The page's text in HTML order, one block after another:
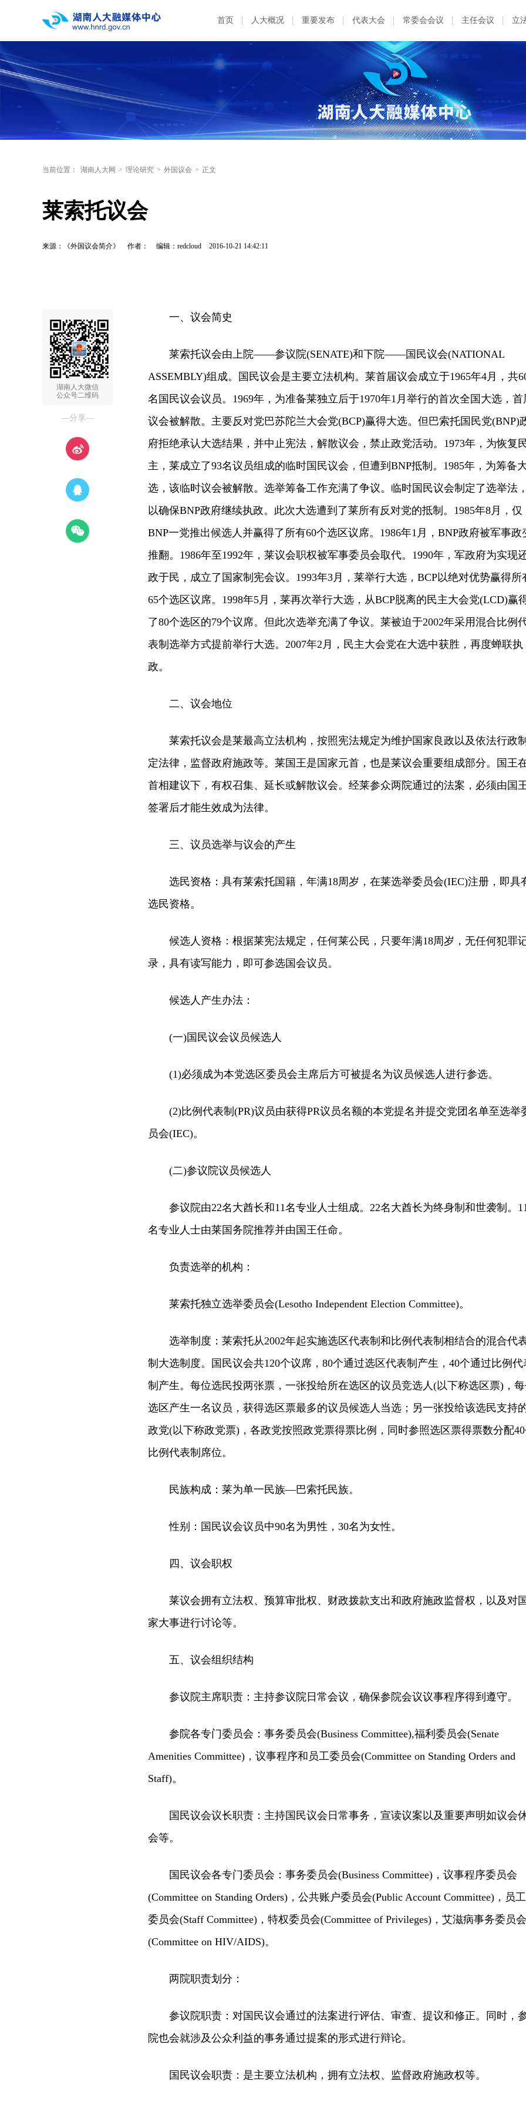
首页 人大概况 重要发布 代表大会 常委会会议 主任会议 立
当前位置： 湖南人大网 > 理论研究 > 外国议会 > 正文
莱索托议会
来源：《外国议会简介》 作者： 编辑：redcloud 2016-10-21 14:42:11
湖南人大微信
公众号二维码
—分享—
一、议会简史
莱索托议会由上院——参议院(SENATE)和下院——国民议会(NATIONAL
ASSEMBLY)组成。国民议会是主要立法机构。莱首届议会成立于1965年4月，共
名国民议会议员。1969年，为准备莱独立后于1970年1月举行的首次全国大选，首
议会被解散。主要反对党巴苏陀兰大会党(BCP)赢得大选。但巴索托国民党(BNP)
府拒绝承认大选结果，并中止宪法，解散议会，禁止政党活动。1973年，为恢复
主，莱成立了93名议员组成的临时国民议会，但遭到BNP抵制。1985年，为筹备
选，该临时议会被解散。选举筹备工作充满了争议。临时国民议会制定了选举法
以确保BNP政府继续执政。此次大选遭到了莱所有反对党的抵制。1985年8月，仅
BNP一党推出候选人并赢得了所有60个选区议席。1986年1月，BNP政府被军事政
推翻。1986年至1992年，莱议会职权被军事委员会取代。1990年，军政府为实现
政于民，成立了国家制宪会议。1993年3月，莱举行大选，BCP以绝对优势赢得所
65个选区议席。1998年5月，莱再次举行大选，从BCP脱离的民主大会党(LCD)赢
了80个选区的79个议席。但此次选举充满了争议。莱被迫于2002年采用混合比例
表制选举方式提前举行大选。2007年2月，民主大会党在大选中获胜，再度蝉联执
政。
二、议会地位
莱索托议会是莱最高立法机构，按照宪法规定为维护国家良政以及依法行政
定法律，监督政府施政等。莱国王是国家元首，也是莱议会重要组成部分。国王
首相建议下，有权召集、延长或解散议会。经莱参众两院通过的法案，必须由国
签署后才能生效成为法律。
三、议员选举与议会的产生
选民资格：具有莱索托国籍，年满18周岁，在莱选举委员会(IEC)注册，即具
选民资格。
候选人资格：根据莱宪法规定，任何莱公民，只要年满18周岁，无任何犯罪
录，具有读写能力，即可参选国会议员。
候选人产生办法：
(一)国民议会议员候选人
(1)必须成为本党选区委员会主席后方可被提名为议员候选人进行参选。
(2)比例代表制(PR)议员由获得PR议员名额的本党提名并提交党团名单至选举
员会(IEC)。
(二)参议院议员候选人
参议院由22名大酋长和11名专业人士组成。22名大酋长为终身制和世袭制。
名专业人士由莱国务院推荐并由国王任命。
负责选举的机构：
莱索托独立选举委员会(Lesotho Independent Election Committee)。
选举制度：莱索托从2002年起实施选区代表制和比例代表制相结合的混合代
制大选制度。国民议会共120个议席，80个通过选区代表制产生，40个通过比例代
制产生。每位选民投两张票，一张投给所在选区的议员竞选人(以下称选区票)，
选区产生一名议员，获得选区票最多的议员候选人当选；另一张投给该选民支持
政党(以下称政党票)，各政党按照政党票得票比例，同时参照选区票得票数分配
比例代表制席位。
民族构成：莱为单一民族—巴索托民族。
性别：国民议会议员中90名为男性，30名为女性。
四、议会职权
莱议会拥有立法权、预算审批权、财政拨款支出和政府施政监督权，以及对
家大事进行讨论等。
五、议会组织结构
参议院主席职责：主持参议院日常会议，确保参院会议议事程序得到遵守。
参院各专门委员会：事务委员会(Business Committee),福利委员会(Senate
Amenities Committee)，议事程序和员工委员会(Committee on Standing Orders and
Staff)。
国民议会议长职责：主持国民议会日常事务，宣读议案以及重要声明如议会
会等。
国民议会各专门委员会：事务委员会(Business Committee)，议事程序委员会
(Committee on Standing Orders)，公共账户委员会(Public Account Committee)，员工
委员会(Staff Committee)，特权委员会(Committee of Privileges)，艾滋病事务委员会
(Committee on HIV/AIDS)。
两院职责划分：
参议院职责：对国民议会通过的法案进行评估、审查、提议和修正。同时，
院也会就涉及公众利益的事务通过提案的形式进行辩论。
国民议会职责：是主要立法机构，拥有立法权、监督政府施政权等。